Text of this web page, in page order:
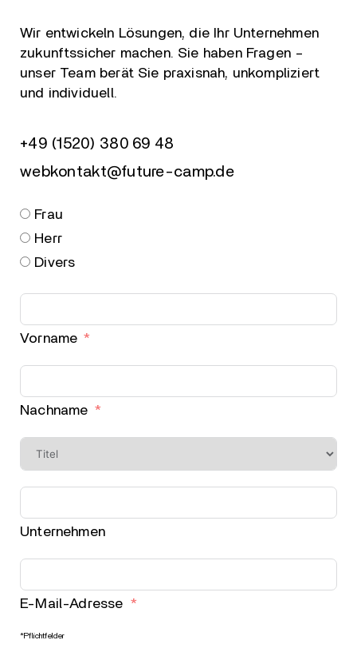
Wir entwickeln Lösungen, die Ihr Unternehmen
zukunftssicher machen. Sie haben Fragen –
unser Team berät Sie praxisnah, unkompliziert
und individuell.
+49 (1520) 380 69 48
webkontakt@future-camp.de
Frau
Herr
Divers
Vorname
Nachname
Unternehmen
E-Mail-Adresse
*Pflichtfelder